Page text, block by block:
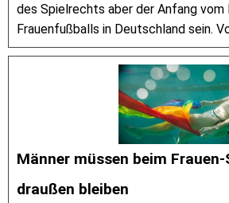
des Spielrechts aber der Anfang vom
Frauenfußballs in Deutschland sein.
Männer müssen beim
draußen bleiben